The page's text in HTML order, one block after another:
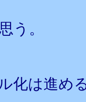
う。
化は進め